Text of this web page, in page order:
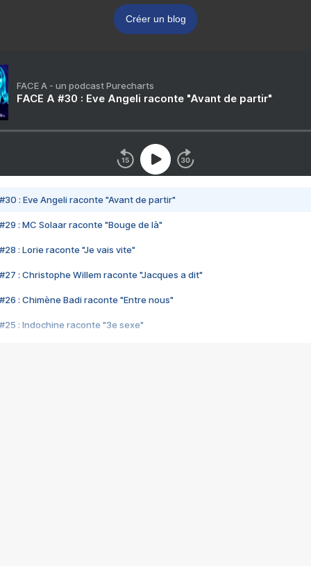
Créer un blog
FACE A - un podcast Purecharts
FACE A #30 : Eve Angeli raconte "Avant de partir"
#30 : Eve Angeli raconte "Avant de partir"
#29 : MC Solaar raconte "Bouge de là"
#28 : Lorie raconte "Je vais vite"
#27 : Christophe Willem raconte "Jacques a dit"
#26 : Chimène Badi raconte "Entre nous"
#25 : Indochine raconte "3e sexe"